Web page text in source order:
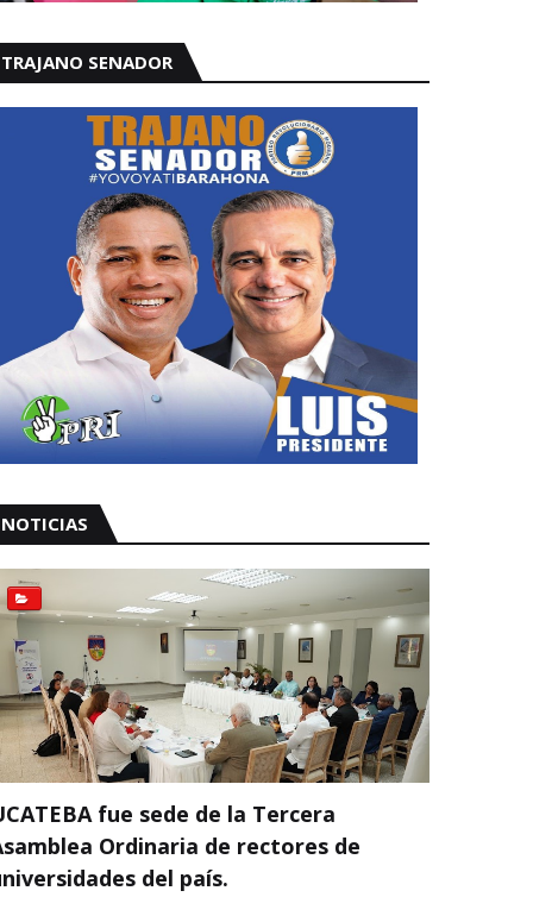
TRAJANO SENADOR
NOTICIAS
fue sede de la Tercera
Ordinaria de rectores de
del país.